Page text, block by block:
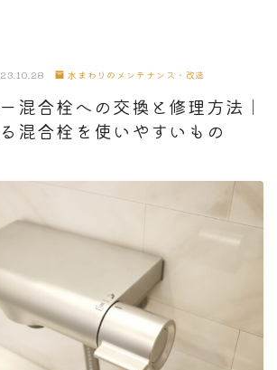
水まわりのメンテナンス・改造
混合栓への交換と修理方法｜
混合栓を使いやすいもの